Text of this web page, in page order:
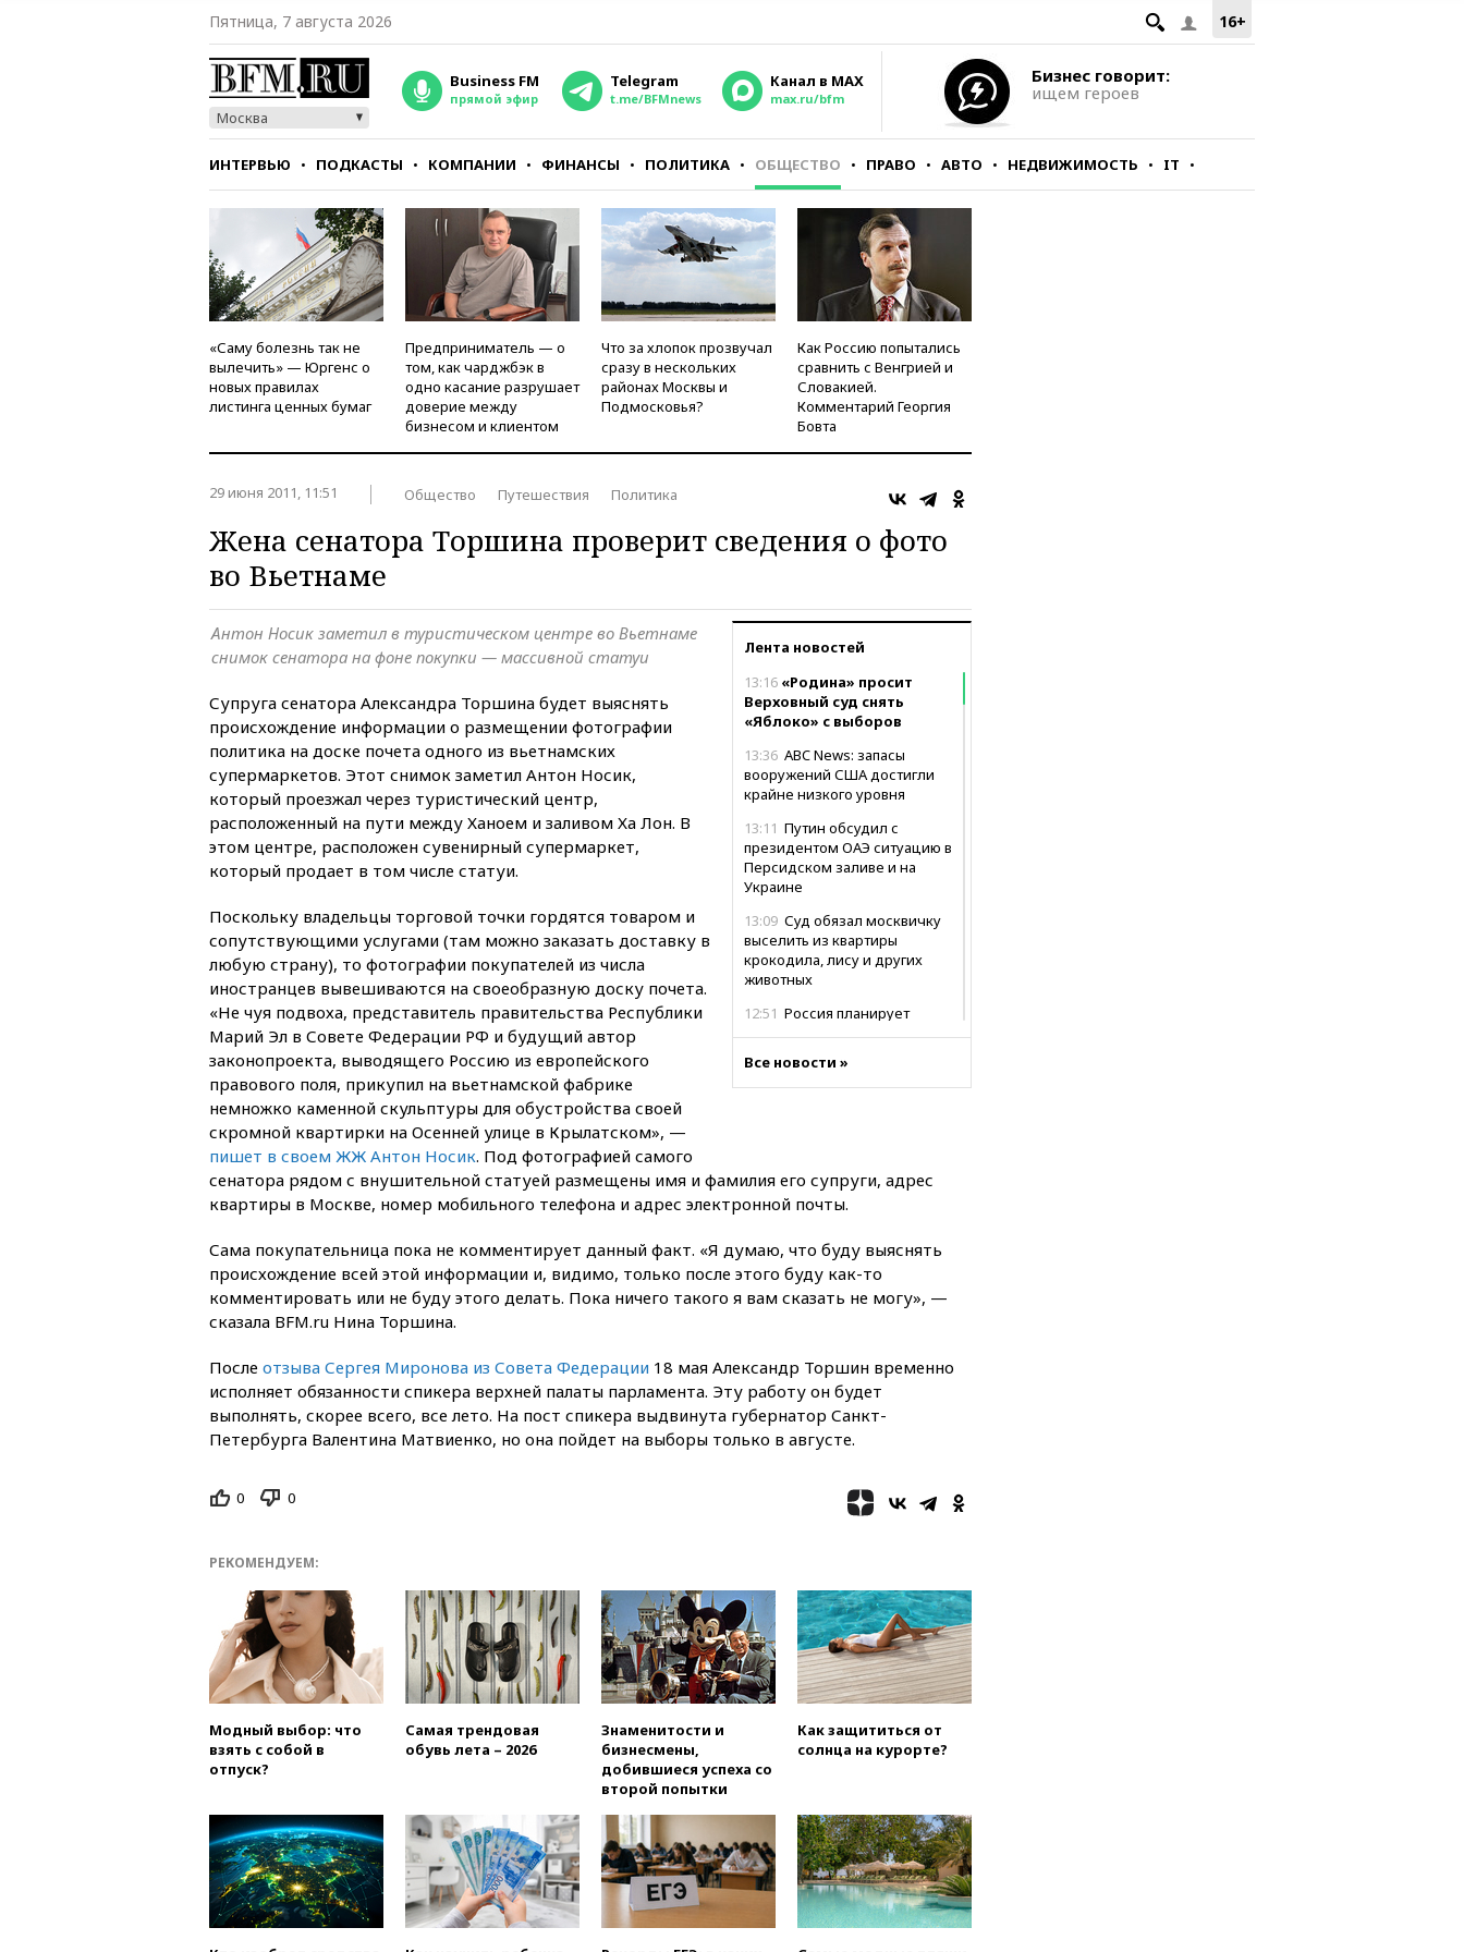
16+
Пятница, 7 августа 2026
Москва
Business FM
прямой эфир
Telegram
t.me/BFMnews
Канал в MAX
max.ru/bfm
Бизнес говорит:
ищем героев
ИНТЕРВЬЮ ПОДКАСТЫ КОМПАНИИ ФИНАНСЫ ПОЛИТИКА ОБЩЕСТВО ПРАВО АВТО НЕДВИЖИМОСТЬ IT
СТИЛЬ ТЕСТЫ
«Саму болезнь так не
вылечить» — Юргенс о
новых правилах
листинга ценных бумаг
Предприниматель — о
том, как чарджбэк в
одно касание разрушает
доверие между
бизнесом и клиентом
Что за хлопок прозвучал
сразу в нескольких
районах Москвы и
Подмосковья?
Как Россию попытались
сравнить с Венгрией и
Словакией.
Комментарий Георгия
Бовта
29 июня 2011, 11:51 Общество Путешествия Политика
Жена сенатора Торшина проверит сведения о фото
во Вьетнаме
Лента новостей
13:16 «Родина» просит
Верховный суд снять
«Яблоко» с выборов
13:36 ABC News: запасы
вооружений США достигли
крайне низкого уровня
13:11 Путин обсудил с
президентом ОАЭ ситуацию в
Персидском заливе и на
Украине
13:09 Суд обязал москвичку
выселить из квартиры
крокодила, лису и других
животных
12:51 Россия планирует
Вьетнама
12:30 Российские войска
взяли под контроль село
12:15 Минцифры РФ не
планирует вводить
ограничения на доступ детей
11:58Резаи: Иран не допустит
открытия второго маршрута в
Ормузском проливе
11:48Жители Москвы и
Подмосковья сообщили о
ТПП предлагает
продавцов
11:38
Шадаев исключил
запуск мессенджера на
«Госуслугах»
11:22
При стрельбе в школе в
человек
11:19
Малайзией
11:04
«Ведомости»: на партию
«Яблоко» ополчились
конкуренты
10:59
Торговые центры и кафе
Все новости »
Антон Носик заметил в туристическом центре во Вьетнаме
снимок сенатора на фоне покупки — массивной статуи
Супруга сенатора Александра Торшина будет выяснять
происхождение информации о размещении фотографии
политика на доске почета одного из вьетнамских
супермаркетов. Этот снимок заметил Антон Носик,
который проезжал через туристический центр,
расположенный на пути между Ханоем и заливом Ха Лон. В
этом центре, расположен сувенирный супермаркет,
который продает в том числе статуи.
Поскольку владельцы торговой точки гордятся товаром и
сопутствующими услугами (там можно заказать доставку в
любую страну), то фотографии покупателей из числа
иностранцев вывешиваются на своеобразную доску почета.
«Не чуя подвоха, представитель правительства Республики
Марий Эл в Совете Федерации РФ и будущий автор
законопроекта, выводящего Россию из европейского
правового поля, прикупил на вьетнамской фабрике
немножко каменной скульптуры для обустройства своей
скромной квартирки на Осенней улице в Крылатском», —
пишет в своем ЖЖ Антон Носик. Под фотографией самого
сенатора рядом с внушительной статуей размещены имя и фамилия его супруги, адрес
квартиры в Москве, номер мобильного телефона и адрес электронной почты.
Сама покупательница пока не комментирует данный факт. «Я думаю, что буду выяснять
происхождение всей этой информации и, видимо, только после этого буду как-то
комментировать или не буду этого делать. Пока ничего такого я вам сказать не могу», —
сказала BFM.ru Нина Торшина.
После отзыва Сергея Миронова из Совета Федерации 18 мая Александр Торшин временно
исполняет обязанности спикера верхней палаты парламента. Эту работу он будет
выполнять, скорее всего, все лето. На пост спикера выдвинута губернатор Санкт-
Петербурга Валентина Матвиенко, но она пойдет на выборы только в августе.
0 0
РЕКОМЕНДУЕМ:
Модный выбор: что
взять с собой в
отпуск?
Самая трендовая
обувь лета – 2026
Знаменитости и
бизнесмены,
добившиеся успеха со
второй попытки
Как защититься от
солнца на курорте?